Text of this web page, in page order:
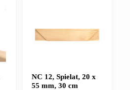
NC 12, Spielat, 20 x
55 mm, 30 cm